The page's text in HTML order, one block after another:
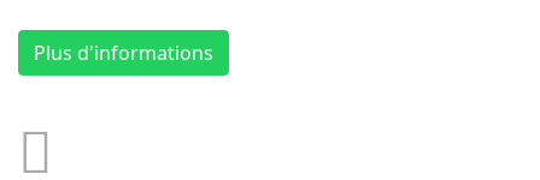
Plus d'informations